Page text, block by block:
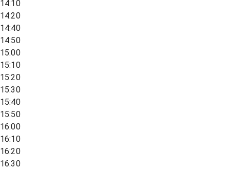
14:10
14:20
14:40
14:50
15:00
15:10
15:20
15:30
15:40
15:50
16:00
16:10
16:20
16:30